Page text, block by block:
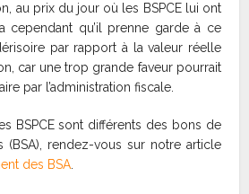
au prix du jour où les BSPCE lui ont
cependant qu’il prenne garde à ce
par rapport à la valeur réelle
car une trop grande faveur pourrait
par l’administration fiscale.
BSPCE sont différents des bons de
(BSA), rendez-vous sur notre article
des BSA